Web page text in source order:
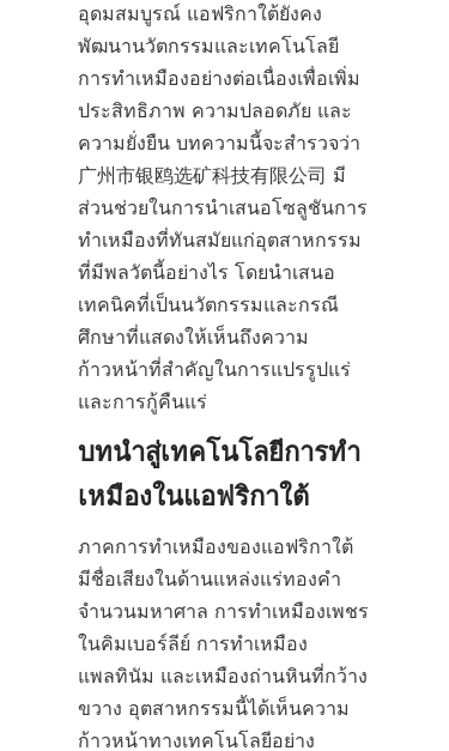
อุดมสมบูรณ์ แอฟริกาใต้ยังคง
พัฒนานวัตกรรมและเทคโนโลยี
การทำเหมืองอย่างต่อเนื่องเพื่อเพิ่ม
ประสิทธิภาพ ความปลอดภัย และ
ความยั่งยืน บทความนี้จะสำรวจว่า
广州市银鸥选矿科技有限公司 มี
ส่วนช่วยในการนำเสนอโซลูชันการ
ทำเหมืองที่ทันสมัยแก่อุตสาหกรรม
ที่มีพลวัตนี้อย่างไร โดยนำเสนอ
เทคนิคที่เป็นนวัตกรรมและกรณี
ศึกษาที่แสดงให้เห็นถึงความ
ก้าวหน้าที่สำคัญในการแปรรูปแร่
และการกู้คืนแร่
บทนำสู่เทคโนโลยีการทำ
ภาคการทำเหมืองของแอฟริกาใต้
มีชื่อเสียงในด้านแหล่งแร่ทองคำ
จำนวนมหาศาล การทำเหมืองเพชร
ในคิมเบอร์ลีย์ การทำเหมือง
แพลทินัม และเหมืองถ่านหินที่กว้าง
ขวาง อุตสาหกรรมนี้ได้เห็นความ
ก้าวหน้าทางเทคโนโลยีอย่าง